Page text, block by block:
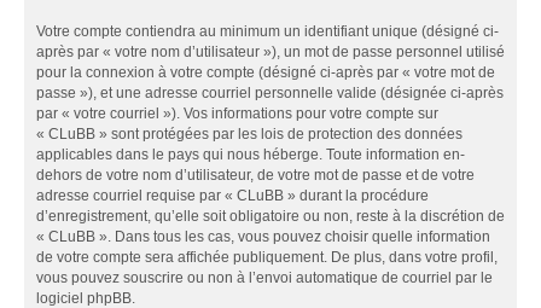
Votre compte contiendra au minimum un identifiant unique (désigné ci-
après par « votre nom d’utilisateur »), un mot de passe personnel utilisé
pour la connexion à votre compte (désigné ci-après par « votre mot de
passe »), et une adresse courriel personnelle valide (désignée ci-après
par « votre courriel »). Vos informations pour votre compte sur
« CLuBB » sont protégées par les lois de protection des données
applicables dans le pays qui nous héberge. Toute information en-
dehors de votre nom d’utilisateur, de votre mot de passe et de votre
adresse courriel requise par « CLuBB » durant la procédure
d’enregistrement, qu’elle soit obligatoire ou non, reste à la discrétion de
« CLuBB ». Dans tous les cas, vous pouvez choisir quelle information
de votre compte sera affichée publiquement. De plus, dans votre profil,
vous pouvez souscrire ou non à l’envoi automatique de courriel par le
logiciel phpBB.